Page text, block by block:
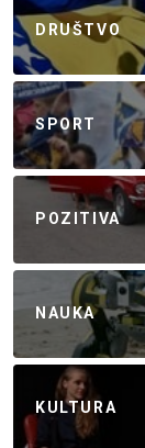
DRUŠTVO
SPORT
POZITIVA
NAUKA
KULTURA